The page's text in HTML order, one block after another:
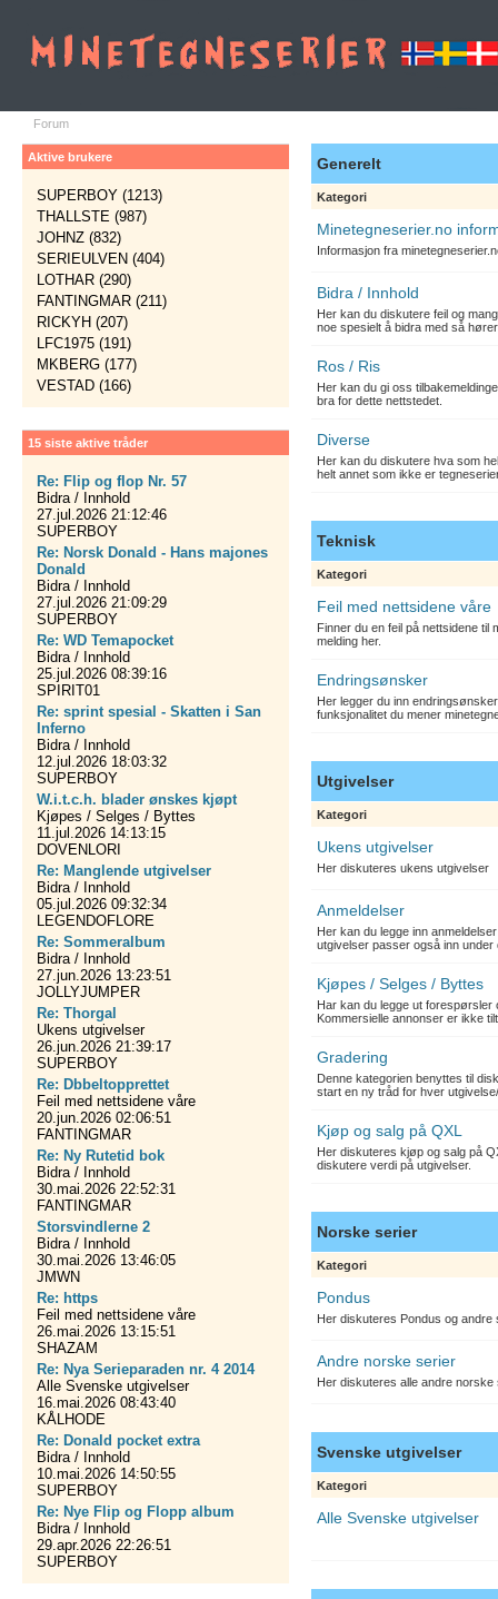
Forum
Aktive brukere
SUPERBOY (1213)
THALLSTE (987)
JOHNZ (832)
SERIEULVEN (404)
LOTHAR (290)
FANTINGMAR (211)
RICKYH (207)
LFC1975 (191)
MKBERG (177)
VESTAD (166)
15 siste aktive tråder
Re: Flip og flop Nr. 57
Bidra / Innhold
27.jul.2026 21:12:46
SUPERBOY
Re: Norsk Donald - Hans majones
Donald
Bidra / Innhold
27.jul.2026 21:09:29
SUPERBOY
Re: WD Temapocket
Bidra / Innhold
25.jul.2026 08:39:16
SPIRIT01
Re: sprint spesial - Skatten i San
Inferno
Bidra / Innhold
12.jul.2026 18:03:32
SUPERBOY
W.i.t.c.h. blader ønskes kjøpt
Kjøpes / Selges / Byttes
11.jul.2026 14:13:15
DOVENLORI
Re: Manglende utgivelser
Bidra / Innhold
05.jul.2026 09:32:34
LEGENDOFLORE
Re: Sommeralbum
Bidra / Innhold
27.jun.2026 13:23:51
JOLLYJUMPER
Re: Thorgal
Ukens utgivelser
26.jun.2026 21:39:17
SUPERBOY
Re: Dbbeltopprettet
Feil med nettsidene våre
20.jun.2026 02:06:51
FANTINGMAR
Re: Ny Rutetid bok
Bidra / Innhold
30.mai.2026 22:52:31
FANTINGMAR
Storsvindlerne 2
Bidra / Innhold
30.mai.2026 13:46:05
JMWN
Re: https
Feil med nettsidene våre
26.mai.2026 13:15:51
SHAZAM
Re: Nya Serieparaden nr. 4 2014
Alle Svenske utgivelser
16.mai.2026 08:43:40
KÅLHODE
Re: Donald pocket extra
Bidra / Innhold
10.mai.2026 14:50:55
SUPERBOY
Re: Nye Flip og Flopp album
Bidra / Innhold
29.apr.2026 22:26:51
SUPERBOY
Generelt
Kategori
Minetegneserier.no
Informasjon fra
Bidra / Innhold
Her kan du diskutere feil og
noe spesielt å bidra med så
Ros / Ris
Her kan du gi oss
bra for dette nettstedet.
Diverse
Her kan du diskutere hva som
helt annet som ikke er
Teknisk
Kategori
Feil med nettsidene våre
Finner du en feil på nettsidene til
melding her.
Endringsønsker
Her legger du inn
funksjonalitet du mener
Utgivelser
Kategori
Ukens utgivelser
Her diskuteres ukens utgivelser
Anmeldelser
Her kan du legge inn
utgivelser passer også inn under
Kjøpes / Selges / Byttes
Har kan du legge ut forespørsler
Kommersielle annonser er ikke
Gradering
Denne kategorien benyttes til
start en ny tråd for hver
Kjøp og salg på QXL
Her diskuteres kjøp og salg på
diskutere verdi på utgivelser.
Norske serier
Kategori
Pondus
Her diskuteres Pondus og
Andre norske serier
Her diskuteres alle andre
Svenske utgivelser
Kategori
Alle Svenske utgivelser